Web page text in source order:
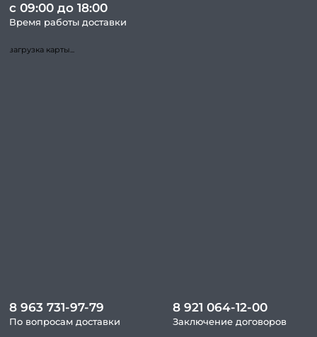
с 09:00 до 18:00
Время работы доставки
загрузка карты...
8 963 731-97-79
По вопросам доставки
8 921 064-12-00
Заключение договоров